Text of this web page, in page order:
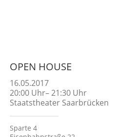
OPEN HOUSE
16.05.2017
20:00 Uhr–21:30 Uhr
Staatstheater Saarbrücken
Sparte 4